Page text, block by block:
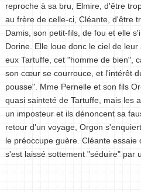
reproche à sa bru, Elmire, d'être
au frère de celle-ci, Cléante, d'être
Damis, son petit-fils, de fou et elle
Dorine. Elle loue donc le ciel de
eux Tartuffe, cet "homme de bien",
son cœur se courrouce, et l'intérêt
pousse". Mme Pernelle et son fils
quasi sainteté de Tartuffe, mais les
un imposteur et ils dénoncent sa
retour d'un voyage, Orgon
le préoccupe guère. Cléante
s'est laissé sottement "séduire" par